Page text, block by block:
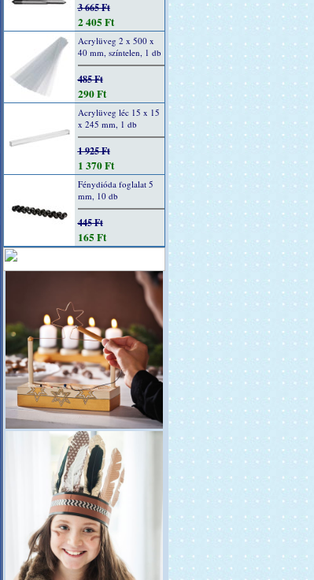
3 665 Ft
2 405 Ft
Acrylüveg 2 x 500 x
40 mm, színtelen, 1 db
485 Ft
290 Ft
Acrylüveg léc 15 x 15
x 245 mm, 1 db
1 925 Ft
1 370 Ft
Fénydióda foglalat 5
mm, 10 db
445 Ft
165 Ft